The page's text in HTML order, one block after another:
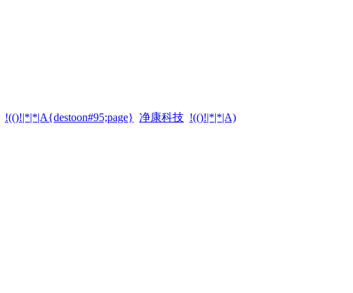
!(()!|*|*|A{destoon#95;page} 净康科技 !(()!|*|*|A)